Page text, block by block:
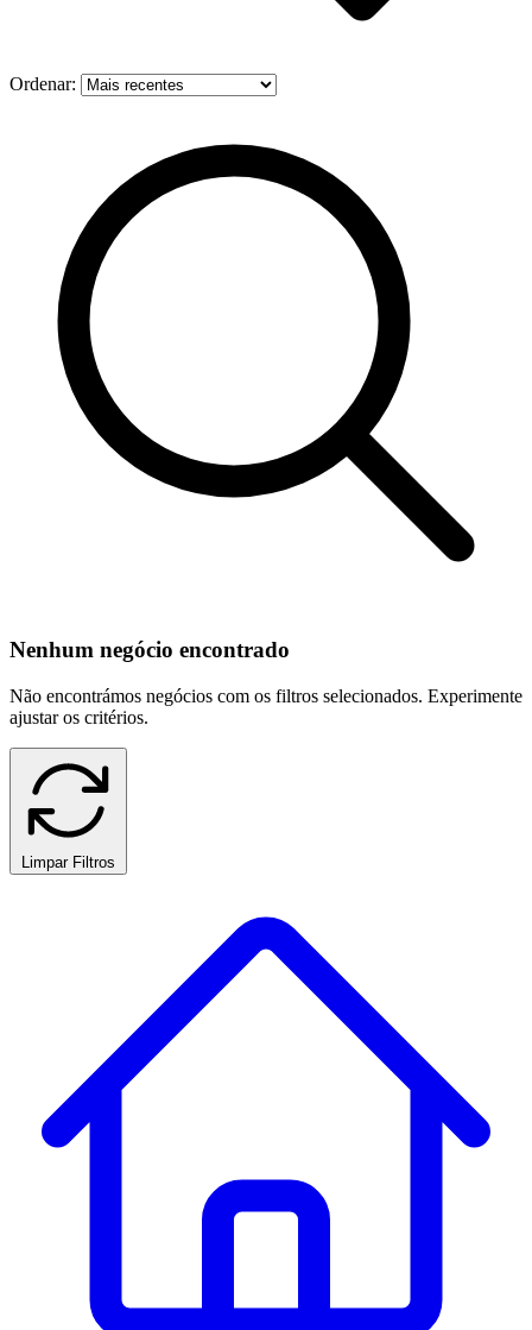
Ordenar:
Nenhum negócio encontrado
Não encontrámos negócios com os filtros selecionados. Experimente
ajustar os critérios.
Limpar Filtros